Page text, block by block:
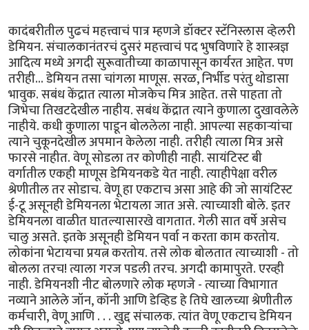
कादंबरीतील पुढचं महत्त्वाचं पात्र म्हणजे डॉक्टर स्टॅनिस्लास व्हेलरी
डेमियन. संचालकानंतरचं दुसरं महत्त्वाचं पद भुषविणारे हे शास्त्रज्ञ
आदित्य मध्ये अगदी सुरूवातीच्या काळापासून कार्यरत आहेत. पण
तरीही... डेमियन तसा चांगला माणूस. सरळ, निर्भीड परंतु थोडासा
भावुक. सबंध केंद्रात त्याला मोजकेच मित्र आहेत. तसे पाहता तो
जिभेचा तिखटदेखील नाहीय. सबंध केंद्रात त्याने कुणाला दुखावलेले
नाहीये. कधी कुणाला पाडून बोललेला नाही. आपल्या सहकार्‍यांचा
त्याने चुकूनदेखील अपमान केलेला नाही. तरीही त्याला मित्र असे
फारसे नाहीत. वेणू सोडला तर कोणीही नाही. सायंटिस्ट बी
वर्गातील एकही माणूस डेमियनकडे येत नाही. त्याहीपेक्षा वरील
श्रेणीतील तर सोडाच. वेणू हा एकटाच असा आहे की जो सायंटिस्ट
ई-टू असूनही डेमियनला भेटायला जात असे. त्याच्याशी बोले. इतर
डेमियनला वाळीत घातल्यासारखे वागतात. गेली सात वर्षे असेच
चालु असते. इतके असूनही डेमियन पर्वा न करता काम करतोय.
लोकांना भेटायचा प्रयत्न करतोय. तसे लोक बोलतात त्याच्याशी - तो
बोलला तरच! त्याला गरज पडली तरच. अगदी कामापुरते. एरव्ही
नाही. डेमियनशी नीट बोलणारे लोक म्हणजे - त्याच्या विभागात
नव्याने आलेले जॉन, कॉनी आणि डेव्हिड हे तिघे खालच्या श्रेणीतील
कर्मचारी, वेणू आणि . . . खुद्द संचालक. त्यांत वेणू एकटाच डेमियन